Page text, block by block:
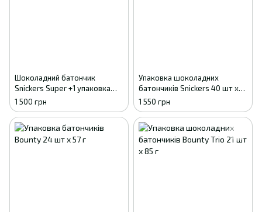
Шоколадний батончик
Snickers Super +1 упаковка
(20 шт х 112.5 г)
1 500 грн
Упаковка шоколадних
батончиків Snickers 40 шт х
50 г
1 550 грн